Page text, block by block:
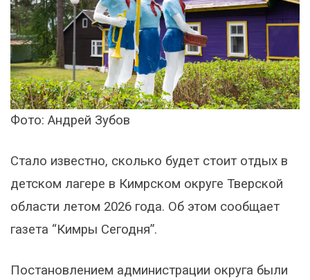
Фото: Андрей Зубов
Стало известно, сколько будет стоит отдых в
детском лагере в Кимрском округе Тверской
области летом 2026 года. Об этом сообщает
газета “Кимры Сегодня”.
Постановлением администрации округа были